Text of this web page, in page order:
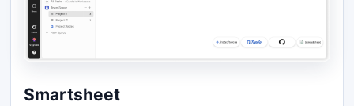
Smartsheet